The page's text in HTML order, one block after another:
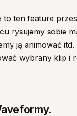
to ten feature
rysujemy sobie
ją animować itd.
wybrany klip i